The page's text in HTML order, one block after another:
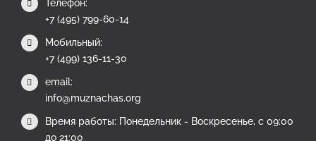
Телефон:
+7 (495) 799-60-14
Мобильный:
+7 (499) 136-11-30
email:
info@muznachas.org
Время работы: Понедельник - Воскресенье, с 09:00
до 21:00